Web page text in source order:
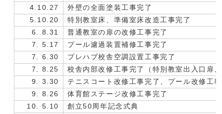
4.10.27
外壁の全面塗装工事完了
5.10.20
特別教室床、準備室床改造工事完了
6. 8.31
普通教室の扉の改修工事完了
7. 5.17
プール濾過装置補修工事完了
7. 6.30
プレハブ校舎空調設置工事完了
7. 8.25
校舎内部改修工事完了（特別教室出入口扉
9. 3.30
テニスコート改修工事完了、プール改修工
9. 8.26
体育館ステージ改修工事完了
10. 5.10
創立50周年記念式典